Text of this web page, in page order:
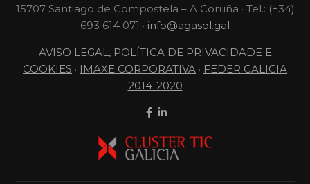
15707 Santiago de Compostela – A Coruña · Tel.: (+34)
693 614 071 · info@agasol.gal
AVISO LEGAL, POLÍTICA DE PRIVACIDADE E
COOKIES · IMAXE CORPORATIVA · FEDER GALICIA
2014-2020